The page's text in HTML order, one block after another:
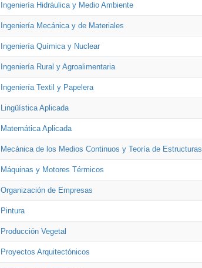
Ingeniería Hidráulica y Medio Ambiente
Ingeniería Mecánica y de Materiales
Ingeniería Química y Nuclear
Ingeniería Rural y Agroalimentaria
Ingeniería Textil y Papelera
Lingüística Aplicada
Matemática Aplicada
Mecánica de los Medios Continuos y Teoría de Estructuras
Máquinas y Motores Térmicos
Organización de Empresas
Pintura
Producción Vegetal
Proyectos Arquitectónicos